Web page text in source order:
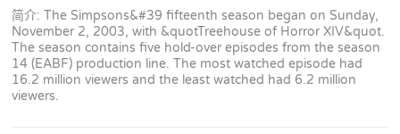
简介: The Simpsons&#39 fifteenth season began on Sunday,
November 2, 2003, with &quotTreehouse of Horror XIV&quot.
The season contains five hold-over episodes from the season
14 (EABF) production line. The most watched episode had
16.2 million viewers and the least watched had 6.2 million
viewers.